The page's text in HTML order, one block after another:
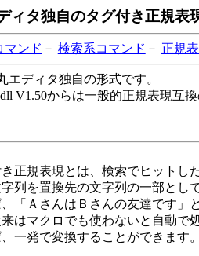
ィタ独自のタグ付き正規表
マンド － 検索系コマンド － 正規
ディタ独自の形式です。
V1.50からは一般的正規表現互
正規表現とは、検索でヒットし
列を置換先の文字列の一部とし
「ＡさんはＢさんの友達です」
はマクロでも使わないと自動で
一発で変換することができます。